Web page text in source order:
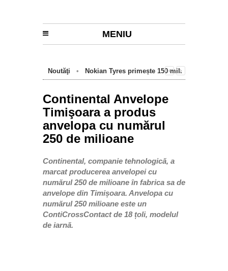
MENIU
Noutăţi •
Nokian Tyres primește 150 mil.
cu emisii zero de la Oradea
Continental Anvelope
Timişoara a produs
anvelopa cu numărul
250 de milioane
Continental, companie tehnologică, a
marcat producerea anvelopei cu
numărul 250 de milioane în fabrica sa de
anvelope din Timișoara. Anvelopa cu
numărul 250 milioane este un
ContiCrossContact de 18 țoli, modelul
de iarnă.